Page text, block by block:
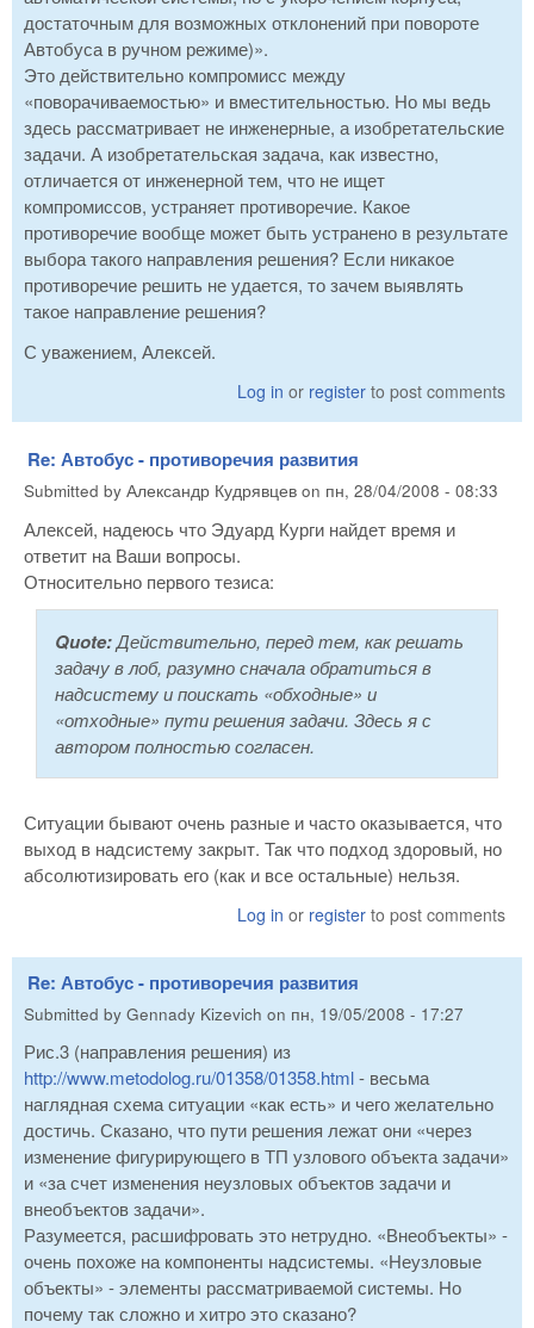
достаточным для возможных отклонений при повороте
Автобуса в ручном режиме)».
Это действительно компромисс между
«поворачиваемостью» и вместительностью. Но мы ведь
здесь рассматривает не инженерные, а изобретательские
задачи. А изобретательская задача, как известно,
отличается от инженерной тем, что не ищет
компромиссов, устраняет противоречие. Какое
противоречие вообще может быть устранено в результате
выбора такого направления решения? Если никакое
противоречие решить не удается, то зачем выявлять
такое направление решения?
С уважением, Алексей.
Log in or register to post comments
Re: Автобус - противоречия развития
Submitted by Александр Кудрявцев on пн, 28/04/2008 - 08:33
Алексей, надеюсь что Эдуард Курги найдет время и
ответит на Ваши вопросы.
Относительно первого тезиса:
Quote:Действительно, перед тем, как решать
задачу в лоб, разумно сначала обратиться в
надсистему и поискать «обходные» и
«отходные» пути решения задачи. Здесь я с
автором полностью согласен.
Ситуации бывают очень разные и часто оказывается, что
выход в надсистему закрыт. Так что подход здоровый, но
абсолютизировать его (как и все остальные) нельзя.
Log in or register to post comments
Re: Автобус - противоречия развития
Submitted by Gennady Kizevich on пн, 19/05/2008 - 17:27
Рис.3 (направления решения) из
http://www.metodolog.ru/01358/01358.html- весьма
наглядная схема ситуации «как есть» и чего желательно
достичь. Сказано, что пути решения лежат они «через
изменение фигурирующего в ТП узлового объекта задачи»
и «за счет изменения неузловых объектов задачи и
внеобъектов задачи».
Разумеется, расшифровать это нетрудно. «Внеобъекты» -
очень похоже на компоненты надсистемы. «Неузловые
объекты» - элементы рассматриваемой системы. Но
почему так сложно и хитро это сказано?